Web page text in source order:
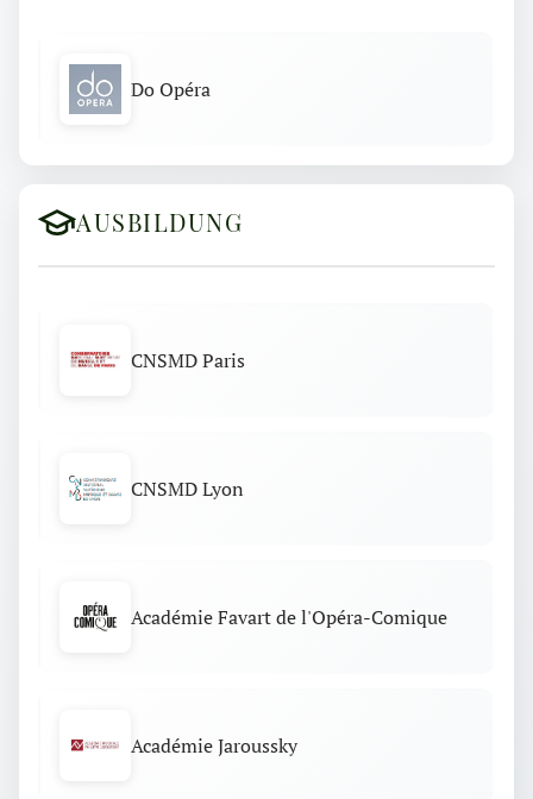
Do Opéra
AUSBILDUNG
CNSMD Paris
CNSMD Lyon
Académie Favart de l'Opéra-Comique
Académie Jaroussky